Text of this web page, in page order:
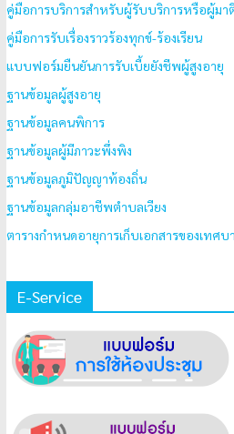
คู่มือการบริการสำหรับผู้รับบริการหรือผู้มา
คู่มือการรับเรื่องราวร้องทุกข์-ร้องเรียน
แบบฟอร์มยืนยันการรับเบี้ยยังชีพผู้สูงอายุ
ฐานข้อมูลผู้สูงอายุ
ฐานข้อมูลคนพิการ
ฐานข้อมูลผู้มีภาวะพึ่งพิง
ฐานข้อมูลภูมิปัญญาท้องถิ่น
ฐานข้อมูลกลุ่มอาชีพตำบลเวียง
ตารางกำหนดอายุการเก็บเอกสารของเทศบ
E-Service